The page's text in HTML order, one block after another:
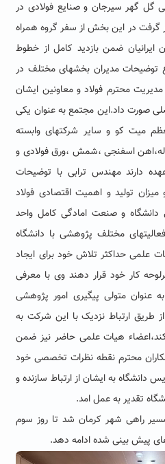
گل گهر سیرجان و صنایع فولادی در
گرفت در این بخش از سفر گروه همراه
ضمن بازدید کامل از خطوط
توضیحات مدیران بخشهای مختلف در
محترم فولاد و معاونین ایشان
صورت داد.این مجتمع به عنوان یکی
میت کو و سایر شرکتهای وابسته
اسفنجی ،شمش ،ورق فولادی و
دارند مهندس ترابی با توضیحات
کامل معادن ١ تا ۵ و میزان تولید و اهمیت اقتصادی فولاد
دانشگاه و صنعت امادگى کامل واحد
مختلف پژوهشی با دانشگاه
علمی حداکثر تلاش خود برای ایجاد
کار خود قرار دهند وى با معرفی
عنوان متولی پیگیری امور پژوهشی
طریق ارتباط نزدیک با این شرکت به
هیات علمی حاضر نیز ضمن
محترم نقطه نظرات تخصصی خود
دانشگاه به ایشان از ارتباط سازنده و
تقدیر به عمل امد.
راهی شهر کرمان شد تا روز سوم
پیش بینی شده ادامه دهد.